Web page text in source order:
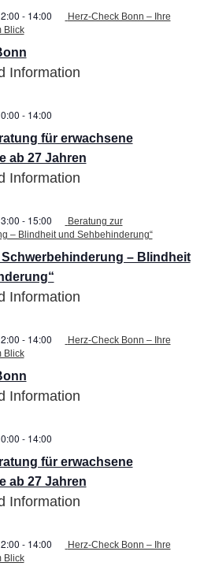
- 14:00
Herz-Check Bonn – Ihre
Blick
Information
für erwachsene
ab 27 Jahren
- 14:00
erwachsene
ab
27
Information
– Blindheit
- 15:00
Beratung zur
– Blindheit und Sehbehinderung“
Information
- 14:00
Herz-Check Bonn – Ihre
Blick
Information
für erwachsene
ab 27 Jahren
- 14:00
erwachsene
ab
27
Information
- 14:00
Herz-Check Bonn – Ihre
Blick